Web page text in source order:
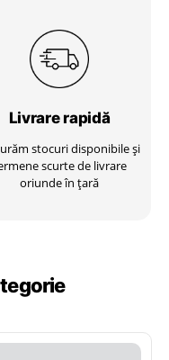
Livrare rapidă
stocuri disponibile și
scurte de livrare
oriunde în țară